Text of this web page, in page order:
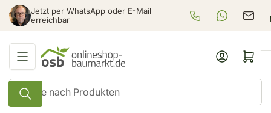
Zum
Inhalt
Jetzt per WhatsApp oder E-Mail
erreichbar
+49 625 3979 920
WhatsApp-
Suche
nach
Produkten
Anmelden
Mini-Warenkorb